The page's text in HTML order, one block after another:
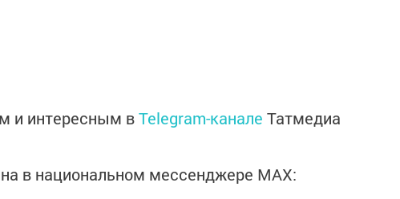
и интересным вTelegram-канале Татмедиа
в национальном мессенджере MАХ: